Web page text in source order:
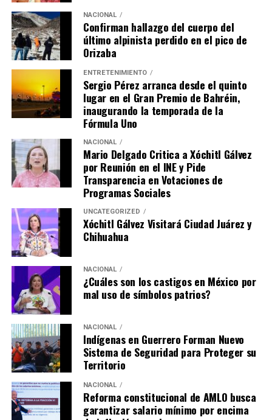
NACIONAL
Confirman hallazgo del cuerpo del
último alpinista perdido en el pico de
Orizaba
ENTRETENIMIENTO
Sergio Pérez arranca desde el quinto
lugar en el Gran Premio de Bahréin,
inaugurando la temporada de la
Fórmula Uno
NACIONAL
Mario Delgado Critica a Xóchitl Gálvez
por Reunión en el INE y Pide
Transparencia en Votaciones de
Programas Sociales
UNCATEGORIZED
Xóchitl Gálvez Visitará Ciudad Juárez y
Chihuahua
NACIONAL
¿Cuáles son los castigos en México por
mal uso de símbolos patrios?
NACIONAL
Indígenas en Guerrero Forman Nuevo
Sistema de Seguridad para Proteger su
Territorio
NACIONAL
Reforma constitucional de AMLO busca
garantizar salario mínimo por encima